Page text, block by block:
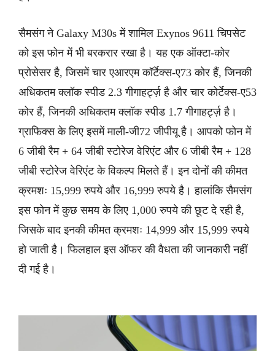
सैमसंग ने Galaxy M30s में शामिल Exynos 9611 चिपसेट
को इस फोन में भी बरकरार रखा है। यह एक ऑक्टा-कोर
प्रोसेसर है, जिसमें चार एआरएम कॉर्टेक्स-ए73 कोर हैं, जिनकी
अधिकतम क्लॉक स्पीड 2.3 गीगाहर्ट्ज़ है और चार कोर्टेक्स-ए53
कोर हैं, जिनकी अधिकतम क्लॉक स्पीड 1.7 गीगाहर्ट्ज़ है।
ग्राफिक्स के लिए इसमें माली-जी72 जीपीयू है। आपको फोन में
6 जीबी रैम + 64 जीबी स्टोरेज वेरिएंट और 6 जीबी रैम + 128
जीबी स्टोरेज वेरिएंट के विकल्प मिलते हैं। इन दोनों की कीमत
क्रमशः 15,999 रुपये और 16,999 रुपये है। हालांकि सैमसंग
इस फोन में कुछ समय के लिए 1,000 रुपये की छूट दे रही है,
जिसके बाद इनकी कीमत क्रमशः 14,999 और 15,999 रुपये
हो जाती है। फिलहाल इस ऑफर की वैधता की जानकारी नहीं
दी गई है।